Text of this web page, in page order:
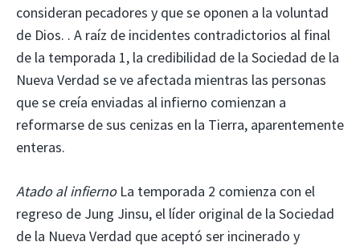
consideran pecadores y que se oponen a la voluntad
de Dios. . A raíz de incidentes contradictorios al final
de la temporada 1, la credibilidad de la Sociedad de la
Nueva Verdad se ve afectada mientras las personas
que se creía enviadas al infierno comienzan a
reformarse de sus cenizas en la Tierra, aparentemente
enteras.
Atado al infiernoLa temporada 2 comienza con el
regreso de Jung Jinsu, el líder original de la Sociedad
de la Nueva Verdad que aceptó ser incinerado y